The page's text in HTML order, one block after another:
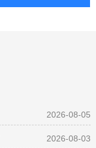
2026-08-05
2026-08-03